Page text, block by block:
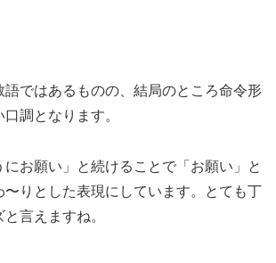
語ではあるものの、結局のところ命令形
調となります。
にお願い」と続けることで「お願い」と
〜りとした表現にしています。とても丁
言えますね。